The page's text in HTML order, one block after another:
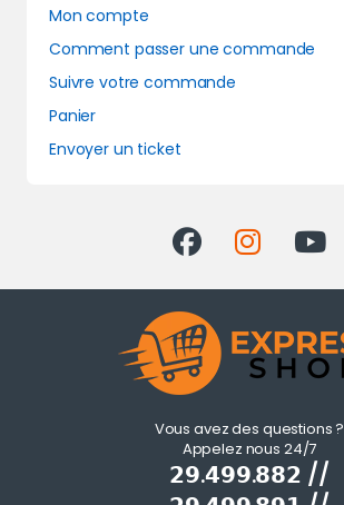
Mon compte
Comment passer une commande
Suivre votre commande
Panier
Envoyer un ticket
Vous avez des questions ?
Appelez nous 24/7
𝟮𝟵.𝟰𝟵𝟵.𝟴𝟴𝟮 //